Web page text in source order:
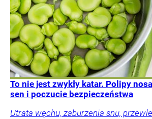
To nie jest zwykły katar. Polipy
sen i poczucie bezpieczeństwa
Utrata węchu, zaburzenia snu,